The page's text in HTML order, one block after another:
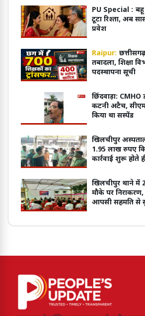
PU Special :
टूटा रिश्ता, अब
प्रवेश
Raipur:
तबादला, शिक्षा
पदस्थापना सूची
छिंदवाड़ा: CMHO
कटनी अटैच, सीएम
किया था सस्पेंड
खिलचीपुर
1.95 लाख रुपए
कार्रवाई शुरू होते
खिलचीपुर थाने में
मौके पर
आपसी सहमति से